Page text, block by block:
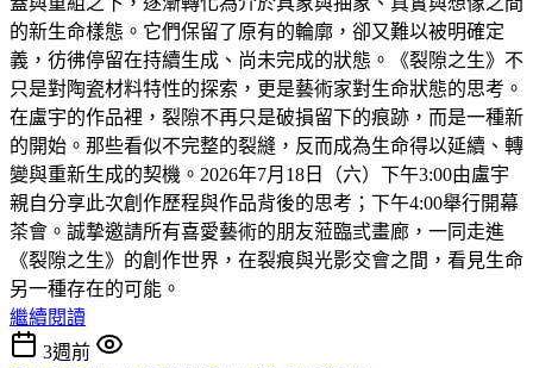
的新生命樣態。它們保留了原有的輪廓，卻又難以被明確定
義，彷彿停留在持續生成、尚未完成的狀態。《裂隙之生》不
只是對陶瓷材料特性的探索，更是藝術家對生命狀態的思考。
在盧宇的作品裡，裂隙不再只是破損留下的痕跡，而是一種新
的開始。那些看似不完整的裂縫，反而成為生命得以延續、轉
變與重新生成的契機。2026年7月18日（六）下午3:00由盧宇
親自分享此次創作歷程與作品背後的思考；下午4:00舉行開幕
茶會。誠摯邀請所有喜愛藝術的朋友蒞臨弎畫廊，一同走進
《裂隙之生》的創作世界，在裂痕與光影交會之間，看見生命
另一種存在的可能。
繼續閱讀
3週前